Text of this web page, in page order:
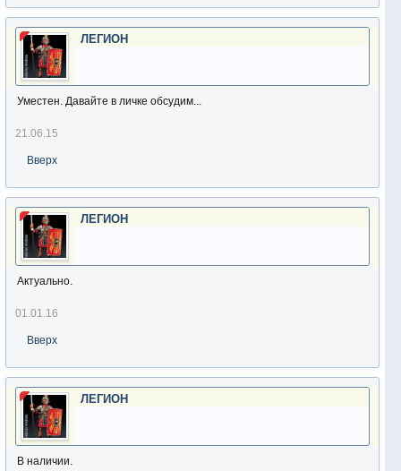
ЛЕГИОН
Уместен. Давайте в личке обсудим...
21.06.15
Вверх
ЛЕГИОН
Актуально.
01.01.16
Вверх
ЛЕГИОН
В наличии.